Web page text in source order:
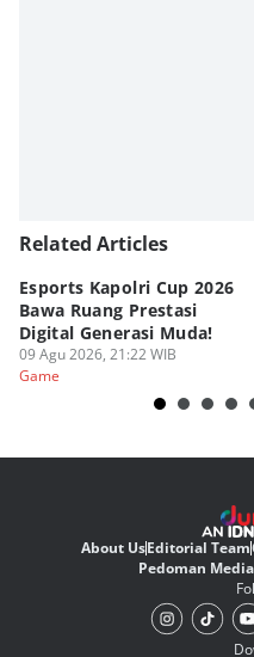
Related Articles
Esports Kapolri Cup 2026
Bawa Ruang Prestasi
Digital Generasi Muda!
09 Agu 2026, 21:22 WIB
Game
About UsEditorial Team
Pedoman